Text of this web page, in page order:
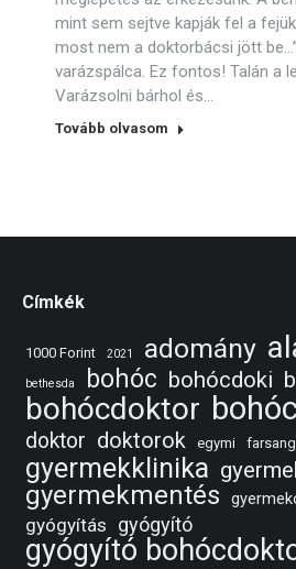
mint sem sejtve kapják fel a
most nem a doktorbácsi jött
varázspálca. Ez fontos! Talán a
Varázsolni bárhol és…
Tovább olvasom
Címkék
1000 Forint 2021 adomány
bethesda bohóc bohócdoki
bohócdoktor
doktor doktorok egymi farsang
gyermekklinika
gyermekmentés
gyógyítás gyógyító
gyógyító